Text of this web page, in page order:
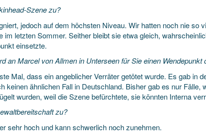
Szene zu?
jedoch auf dem höchsten Niveau. Wir hatten noch nie so
im letzten Sommer. Seither bleibt sie etwa gleich,
einsetzte.
an Marcel von Allmen in Unterseen für Sie einen Wendepunkt
Mal, dass ein angeblicher Verräter getötet wurde. Es gab in
keinen ähnlichen Fall in Deutschland. Bisher gab es nur Fälle,
wurden, weil die Szene befürchtete, sie könnten Interna
zu?
sehr hoch und kann schwerlich noch zunehmen.